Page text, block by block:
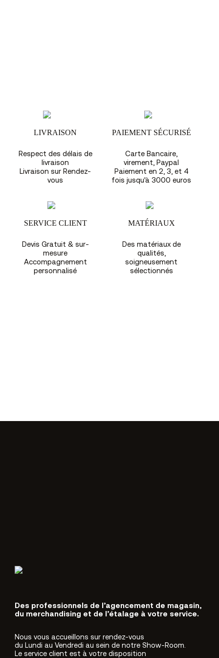
LIVRAISON
Respect des délais de
livraison
Livraison sur Rendez-
vous
PAIEMENT SÉCURISÉ
Carte Bancaire,
virement, Paypal
Paiement en 2, 3, et 4
fois jusqu'à 3000 euros
SERVICE CLIENT
Devis Gratuit & sur-
mesure
Accompagnement
personnalisé
MATÉRIAUX
Des matériaux de
qualités,
soigneusement
sélectionnés
Des professionnels de l’agencement de magasin,
du merchandising et de l’étalage à votre service.
Nous vous accueillons sur rendez-vous
du Lundi au Vendredi au sein de notre Show-Room.
Le service client est à votre disposition